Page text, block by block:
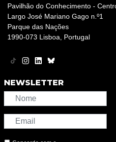
Pavilhão do Conhecimento -
Largo José Mariano Gago n.º1
Parque das Nações
1990-073 Lisboa, Portugal
NEWSLETTER